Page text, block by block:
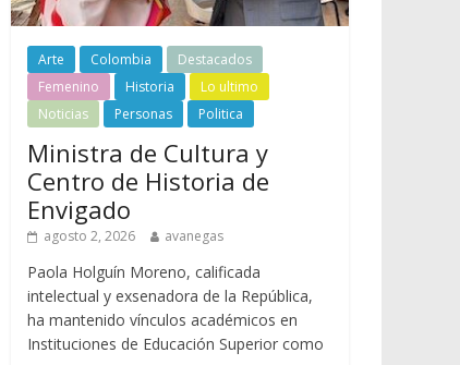
Arte Colombia
Destacados
Femenino
Historia
Lo ultimo
Noticias
Personas Politica
Ministra de Cultura y
Centro de Historia de
Envigado
agosto 2, 2026 avanegas
Paola Holguín Moreno, calificada
intelectual y exsenadora de la República,
ha mantenido vínculos académicos en
Instituciones de Educación Superior como